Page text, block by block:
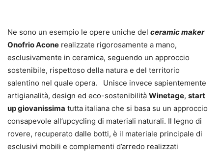
Ne sono un esempio le opere uniche del ceramic maker
Onofrio Acone realizzate rigorosamente a mano,
esclusivamente in ceramica, seguendo un approccio
sostenibile, rispettoso della natura e del territorio
salentino nel quale opera.
Unisce invece sapientemente
artigianalità, design ed eco-sostenibilità Winetage, start
up giovanissima tutta italiana che si basa su un approccio
consapevole all’upcycling di materiali naturali. Il legno di
rovere, recuperato dalle botti, è il materiale principale di
esclusivi mobili e complementi d’arredo realizzati